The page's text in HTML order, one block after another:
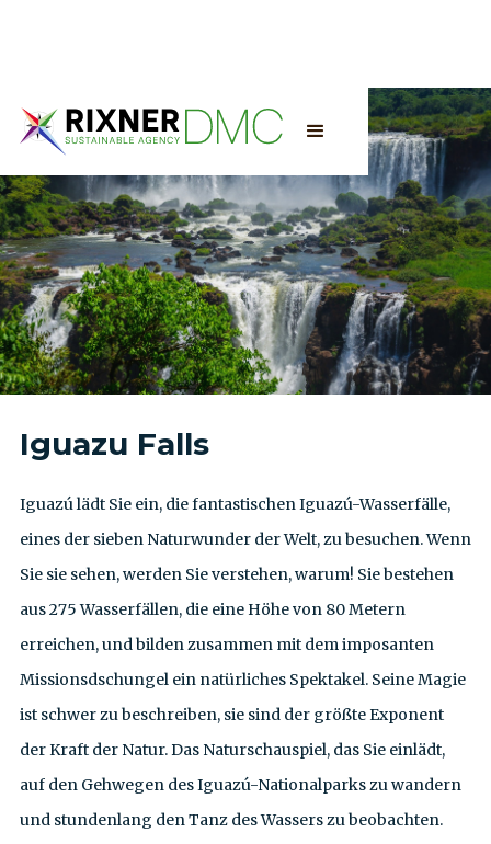
Iguazu Falls
Iguazú lädt Sie ein, die fantastischen Iguazú-Wasserfälle,
eines der sieben Naturwunder der Welt, zu besuchen. Wenn
Sie sie sehen, werden Sie verstehen, warum! Sie bestehen
aus 275 Wasserfällen, die eine Höhe von 80 Metern
erreichen, und bilden zusammen mit dem imposanten
Missionsdschungel ein natürliches Spektakel. Seine Magie
ist schwer zu beschreiben, sie sind der größte Exponent
der Kraft der Natur. Das Naturschauspiel, das Sie einlädt,
auf den Gehwegen des Iguazú-Nationalparks zu wandern
und stundenlang den Tanz des Wassers zu beobachten.